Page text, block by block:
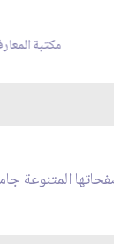
مكتبة
المتنوعة